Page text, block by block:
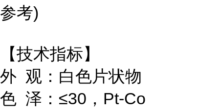
参考)
【技术指标】
外 观：白色片状物
色 泽：≤30，Pt-Co